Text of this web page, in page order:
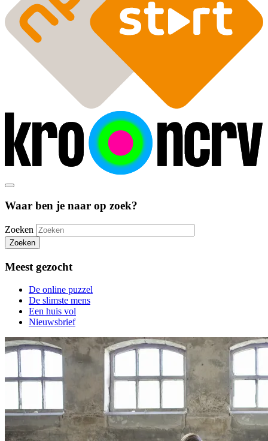
Waar ben je naar op zoek?
Zoeken
Zoeken
Meest gezocht
De online puzzel
De slimste mens
Een huis vol
Nieuwsbrief